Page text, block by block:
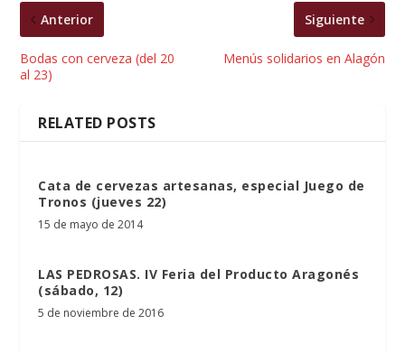
Anterior
Bodas con cerveza (del 20
al 23)
Siguiente
Menús solidarios en Alagón
RELATED POSTS
Cata de cervezas artesanas, especial Juego de
Tronos (jueves 22)
15 de mayo de 2014
LAS PEDROSAS. IV Feria del Producto Aragonés
(sábado, 12)
5 de noviembre de 2016